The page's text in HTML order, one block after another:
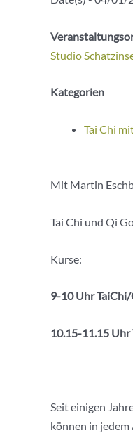
Studio
Kategorien
Tai Chi
Mit Martin
Tai Chi und Qi
Kurse:
9-10 UhrTaiChi/
10.15-11.15 Uhr
Seit einigen
können in